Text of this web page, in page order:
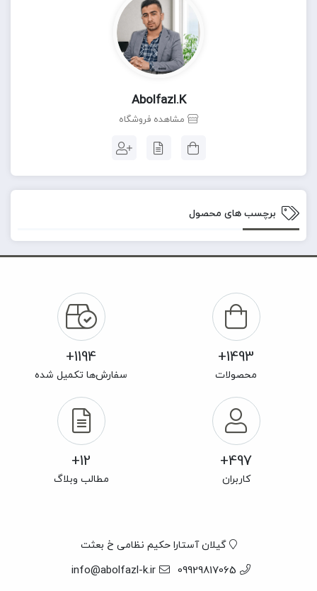
Abolfazl.k
مشاهده فروشگاه
برچسب های محصول
1493+
محصولات
1194+
سفارش‌ها تکمیل شده
497+
کاربران
12+
مطالب وبلاگ
گیلان آستارا حکیم نظامی خ بعثت
09929817065
info@abolfazl-k.ir